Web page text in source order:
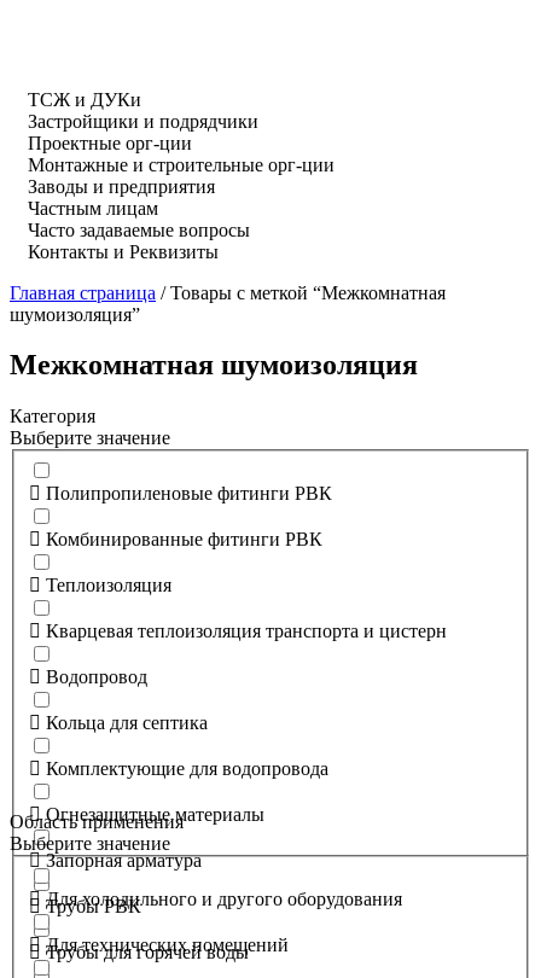
ТСЖ и ДУКи
Застройщики и подрядчики
Проектные орг-ции
Монтажные и строительные орг-ции
Заводы и предприятия
Частным лицам
Часто задаваемые вопросы
Контакты и Реквизиты
Главная страница /Товары с меткой “Межкомнатная
шумоизоляция”
Межкомнатная шумоизоляция
Категория
Выберите значение
Полипропиленовые фитинги РВК
Комбинированные фитинги РВК
Теплоизоляция
Кварцевая теплоизоляция транспорта и цистерн
Водопровод
Кольца для септика
Комплектующие для водопровода
Огнезащитные материалы
Запорная арматура
Трубы РВК
Трубы для горячей воды
Область применения
Выберите значение
Для холодильного и другого оборудования
Для технических помещений